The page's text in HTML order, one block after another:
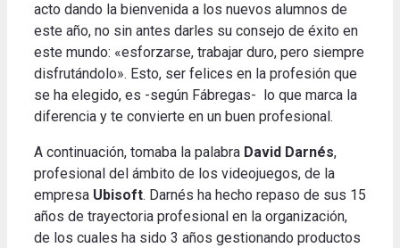
acto dando la bienvenida a los nuevos alumnos de
este año, no sin antes darles su consejo de éxito en
este mundo: «esforzarse, trabajar duro, pero siempre
disfrutándolo». Esto, ser felices en la profesión que
se ha elegido, es -según Fábregas- lo que marca la
diferencia y te convierte en un buen profesional.
A continuación, tomaba la palabra David Darnés,
profesional del ámbito de los videojuegos, de la
empresa Ubisoft. Darnés ha hecho repaso de sus 15
años de trayectoria profesional en la organización,
de los cuales ha sido 3 años gestionando productos